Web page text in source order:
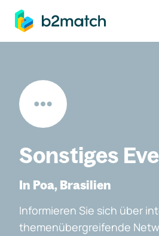
springen
Sonstiges
In Poa, Brasilien
Informieren Sie sich über
themenübergreifende